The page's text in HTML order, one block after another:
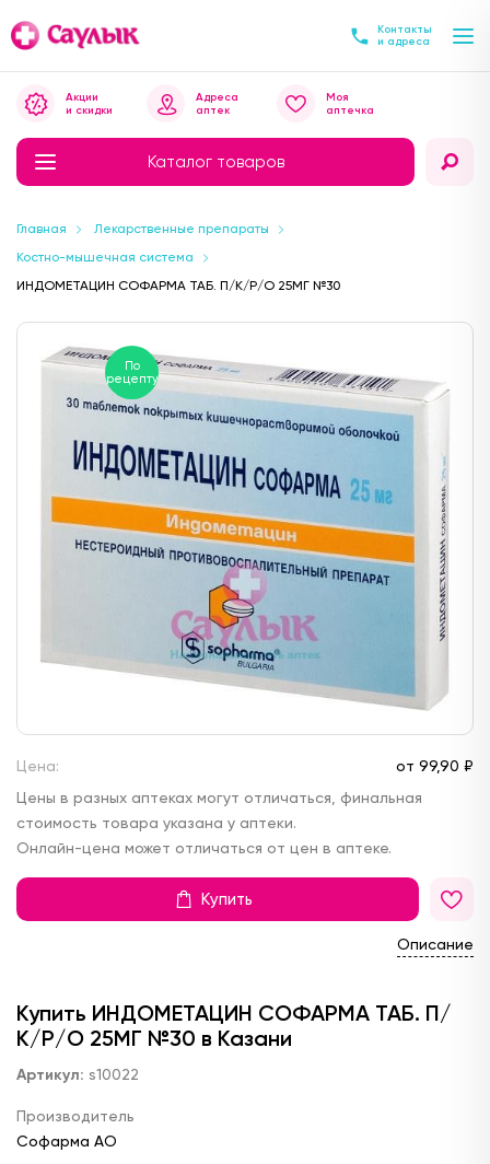
Контакты
и адреса
Каталог товаров
Акции
и скидки
Адреса
аптек
Моя
аптечка
Главная
Лекарственные препараты
Костно-мышечная система
ИНДОМЕТАЦИН СОФАРМА ТАБ. П/К/Р/О 25МГ №30
По
рецепту
Цена: от 99,90 ₽
Цены в разных аптеках могут отличаться, финальная
стоимость товара указана у аптеки.
Онлайн-цена может отличаться от цен в аптеке.
Купить
Описание
Купить ИНДОМЕТАЦИН СОФАРМА ТАБ. П/
К/Р/О 25МГ №30 в Казани
Артикул: s10022
Производитель
Софарма АО